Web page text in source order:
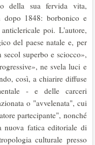
sua fervida vita,
1848: borbonico e
poi. L'autore,
del paese natale e, per
superbo e sciocco»,
ne svela luci e
così, a chiarire diffuse
- e delle carceri
o "avvelenata", cui
partecipante", nonché
nuova fatica editoriale di
culturale presso